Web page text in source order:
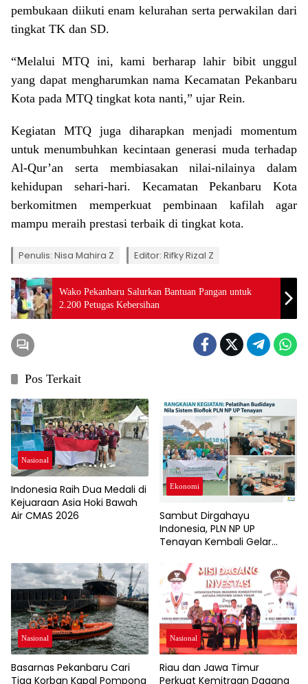
pembukaan diikuti enam kelurahan serta perwakilan dari
tingkat TK dan SD.
“Melalui MTQ ini, kami berharap lahir bibit unggul
yang dapat mengharumkan nama Kecamatan Pekanbaru
Kota pada MTQ tingkat kota nanti,” ujar Rein.
Kegiatan MTQ juga diharapkan menjadi momentum
untuk menumbuhkan kecintaan generasi muda terhadap
Al-Qur’an serta membiasakan nilai-nilainya dalam
kehidupan sehari-hari. Kecamatan Pekanbaru Kota
berkomitmen memperkuat pembinaan kafilah agar
mampu meraih prestasi terbaik di tingkat kota.
Penulis: Nisa Mahira Z Editor: Rifky Rizal Z
Wako Pekanbaru Salurkan Bantuan Pangan untuk
2.200 Petugas Kebersihan
Pos Terkait
Nasional
Indonesia Raih Dua Medali di
Kejuaraan Asia Hoki Bawah
Air CMAS 2026
Ekonomi
Sambut Dirgahayu
Indonesia, PLN NP UP
Tenayan Kembali Gelar
Pertumbuhan Ekonomi dan
Ketahanan Pangan Warga
Nasional
Basarnas Pekanbaru Cari
Tiga Korban Kapal Pompong
Nasional
Riau dan Jawa Timur
Perkuat Kemitraan Dagang